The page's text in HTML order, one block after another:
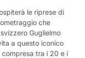
le riprese di
che
Guglielmo
a questo iconico
tra i 20 e i